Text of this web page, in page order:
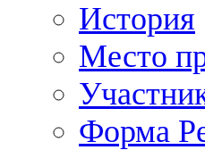
История
Место
Форма